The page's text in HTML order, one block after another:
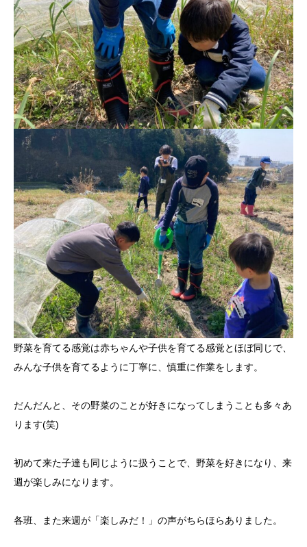
野菜を育てる感覚は赤ちゃんや子供を育てる感覚とほぼ同じで、
みんな子供を育てるように丁寧に、慎重に作業をします。
だんだんと、その野菜のことが好きになってしまうことも多々あ
ります(笑)
初めて来た子達も同じように扱うことで、野菜を好きになり、来
週が楽しみになります。
各班、また来週が「楽しみだ！」の声がちらほらありました。